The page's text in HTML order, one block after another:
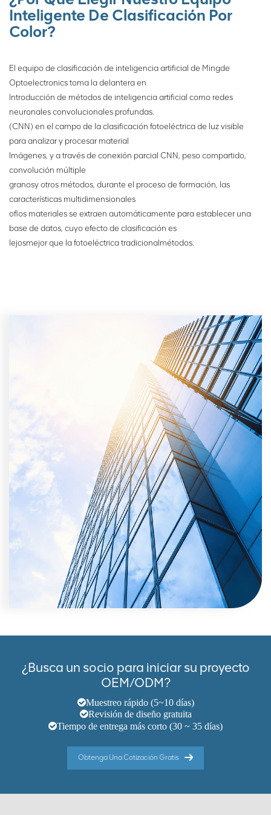
Inteligente De Clasificación Por
Color?
El equipo de clasificación de inteligencia artificial de Mingde
Optoelectronics toma la delantera en
Introducción de métodos de inteligencia artificial como redes
neuronales convolucionales profundas.
(CNN) en el campo de la clasificación fotoeléctrica de luz visible
para analizar y procesar material
Imágenes, y a través de conexión parcial CNN, peso compartido,
convolución múltiple
granosy otros métodos, durante el proceso de formación, las
características multidimensionales
oflos materiales se extraen automáticamente para establecer una
base de datos, cuyo efecto de clasificación es
lejosmejor que la fotoeléctrica tradicionalmétodos.
¿Busca un socio para iniciar su proyecto
OEM/ODM?
Muestreo rápido (5~10 días)
Revisión de diseño gratuita
Tiempo de entrega más corto (30 ~ 35 días)
Obtenga Una Cotización Gratis